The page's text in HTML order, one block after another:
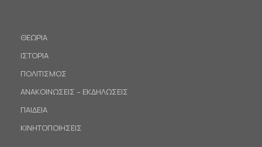
ΘΕΩΡΙΑ
ΙΣΤΟΡΙΑ
ΠΟΛΙΤΙΣΜΟΣ
ΑΝΑΚΟΙΝΩΣΕΙΣ – ΕΚΔΗΛΩΣΕΙΣ
ΠΑΙΔΕΙΑ
ΚΙΝΗΤΟΠΟΙΗΣΕΙΣ